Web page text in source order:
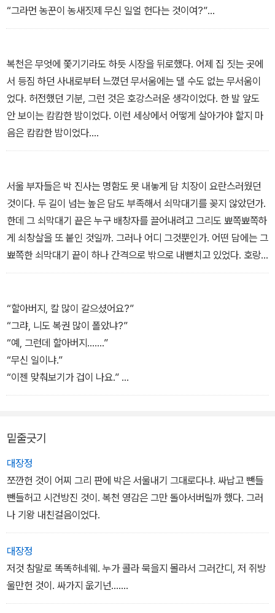
능청떨기는 백여우요, 억척스럽기는 땅벌 같은 종자들을 대하면서 자
기는 어쩔 수 없는 촌놈이라는 탄식밖에 나오는 게 없었다. 없이 살아
도 믿음직스럽던 고향의 인심은 그리움 저편의 머나먼 이야기였다.
서울 사람이라고 별난 종자만 뽑아다 둔 것도 아니고, 여섯 해가 넘도
록 갈지자로 서울길을 헤매다 보니까 조선 팔도 오만 잡동사니는 다
모여사는데, 그 인심이 어찌 그리 야박하고 인정사정이 없는 것인지
“그라먼 농꾼이 농새짓제 무신 일얼 헌다는 것이여?”
“그럴라먼 중학교는 멋헐라고 보냈습디여?”
“아부지넌 무신 말씀이다요. 무식 면헐랐음사 소학교만 나와도 그만
이랑께요. 중학교 나와서 농새질 참이었음사 소학교 끝내고 농새짓는
것이 훨썩 이문이었당께요. 중학교 댕김서 애뿐 고 아까운 돈으로 논
을 샀어도 두 마지기는 샀을 것 아니다요.”
그럴 수도 있는 일이었다. 어찌 보면 아들은 늦가을 알밤처럼 철이 들
어 있는 것이기도 했다.
“밑천을 뽑아야지라우. 디린 밑천을 곱쟁이로 다 뽑아야지라우.”
“그려, 말이야 청산유수로 이도령이 춘향이 맘 후리디끼 꼬시고 단디,
무신 수로 디린 밑천을 곱쟁이로 뽑겄다는 것이냐. 워디 속 씨언허니
말얼 혀봐라.”
“야아, 얼렁 농새일 때래엎고 도시로 나가야제라.”
“이눔아, 시상이 어찌크름 변혀도 사람이 하로 세 끄니 안 묵고는 못
사는 법이여. 그 사람 입에 묵는 것 들어가는 것 맹그는 것이 바로 농
사짓는 것이고, 농사 잘 짓는 것도 아조 큰 기술인 것이란 말이여. 긍
께로 천년만년 가도 변허는 일은 땅얼 딱 믿고 농사일 착실히 잘허는
것이 질로 안전헌 직업이란께로.”
복천은 무엇에 쫓기기라도 하듯 시장을 뒤로했다. 어제 집 짓는 곳에
서 등짐 하던 사내로부터 느꼈던 무서움에는 댈 수도 없는 무서움이
었다. 허전했던 기분, 그런 것은 호강스러운 생각이었다. 한 발 앞도
안 보이는 캄캄한 밤이었다. 이런 세상에서 어떻게 살아가야 할지 마
음은 캄캄한 밤이었다.
다리를 절룩이며 서투른 길을 걸어서 집으로 돌아오는 복천의 눈앞에
가 사라지고 다시 떠오르곤 했다. 지옥이 따로 없을 이런 세상에서 아
들놈이 무슨 일을 당했을지 알 것인가. 주먹이나 약하고 성질이나 고
분고분했으면 또 모른다. 큰아들을 생각할수록 조바심이 일어나고 불
길한 생각을 떼칠 수가 없었다. ＿「삶의 거센 파도」 중에서
서울 부자들은 박 진사는 명함도 못 내놓게 담 치장이 요란스러웠던
것이다. 두 길이 넘는 높은 담도 부족해서 쇠막대기를 꽂지 않았던가.
한데 그 쇠막대기 끝은 누구 배창자를 끌어내려고 그리도 뾰쪽뾰쪽하
게 쇠창살을 또 붙인 것일까. 그러나 어디 그것뿐인가. 어떤 담에는 그
뾰쪽한 쇠막대기 끝이 하나 간격으로 밖으로 내뻗치고 있었다. 호랑
이 발톱이라고나 할까, 늑대 이빨이라고나 할까. 더 기고만장한 것은
졌어도 지옥 기름 가마솥에 처박히거나, 이글거리는 숯불밭을 혀에
구멍이 뚫려 끌려야 하는 죄를 짓지 않고서 어찌 그렇게 사람을 무서
워할 수 있으며, 무슨 겁이 그다지도 많이 나는 것인지 이해할 수가 없
었다. 그 많은 부잣집들은 서울 인심이 어떤지 거울처럼 비춰주고 있
었고, 그건 바로 복천 영감이 진저리치는 서울 냄새였다.
＿「살아간다는 것」 중에서
“할아버지, 칼 많이 갈으셨어요?”
“그랴, 니도 복권 많이 폴았냐?”
“예, 그런데 할아버지…….”
“무신 일이냐.”
“이젠 맞춰보기가 겁이 나요.”
“허어, 무신 소리라고. 워디 니가 허는 일이간디?”
복천 영감은 인숙이를 물끄러미 내려다보고 있었다. 언제 보아도 참
한 얼굴이었다. 다음에 영수놈 색시감으로……, 복천 영감은 자기의
엉뚱한 생각에 스스로 놀랐다. 꼭 인숙이에게 들킨 것만 같아 복천 영
감은 두어 번 헛기침을 했다.
“열 본 찍어 안 넘어가는 나무 는 법잉께. 인숙아, 얼렁 불러라.”
(……)
복천 영감은 오늘 재수가 좋은 날이었다. 다른 날보다 배 가까운 수입
을 올렸던 것이다.
복천 영감은 생각할수록 기분이 상쾌해서 또 돈을 전부 꺼내들고 손
가락에 퉤퉤 침을 뱉었다. 다시 세어보며 그 느긋한 기분을 맛보고 싶
밑줄긋기
대장정
쪼깐헌 것이 어찌 그리 판에 박은 서울내기 그대로다냐. 싸납고 뺀들
뺀들허고 시건방진 것이. 복천 영감은 그만 돌아서버릴까 했다. 그러
나 기왕 내친걸음이었다.
대장정
저것 참말로 똑똑허네웨. 누가 콜라 묵을지 몰라서 그러간디, 저 쥐방
울만헌 것이. 싸가지 웂기넌…….